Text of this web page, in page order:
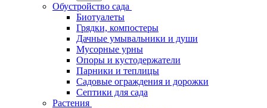
Обустройство сада
Биотуалеты
Грядки, компостеры
Дачные умывальники и души
Мусорные урны
Опоры и кустодержатели
Парники и теплицы
Садовые ограждения и дорожки
Септики для сада
Растения